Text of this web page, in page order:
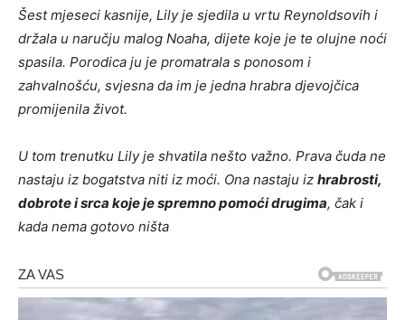
Šest mjeseci kasnije, Lily je sjedila u vrtu Reynoldsovih i
držala u naručju malog Noaha, dijete koje je te olujne noći
spasila. Porodica ju je promatrala s ponosom i
zahvalnošću, svjesna da im je jedna hrabra djevojčica
promijenila život.
U tom trenutku Lily je shvatila nešto važno. Prava čuda ne
nastaju iz bogatstva niti iz moći. Ona nastaju iz hrabrosti,
dobrote i srca koje je spremno pomoći drugima, čak i
kada nema gotovo ništa